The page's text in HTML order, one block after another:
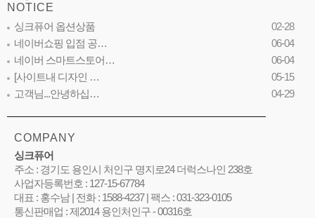
NOTICE
싱크퓨어 옵션상품
02-28
네이버쇼핑 입점 공…
06-04
네이버 스마트스토어…
06-04
[사이트내 디자인 …
05-15
고객님...안녕하십…
04-29
COMPANY
싱크퓨어
주소 : 경기도 용인시 처인구 명지로24 더럭스나인 238호
사업자등록번호 : 127-15-67784
대표 : 홍수남 | 전화 : 1588-4237 | 팩스 : 031-323-0105
통신판매업 : 제2014 용인처인구 - 00316호